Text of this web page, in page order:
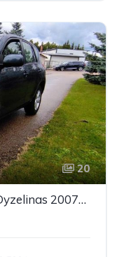
20
Toyota RAV4 nuo 147 €/ mėn Dyzelinas 2007m. Visureigis Mechaninė